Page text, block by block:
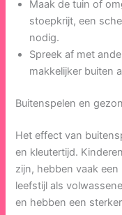
Maak de tuin of
stoepkrijt, een
nodig.
Spreek af met
makkelijker buiten
Buitenspelen en
Het effect van
en kleutertijd.
zijn, hebben vaak
leefstijl als
en hebben een